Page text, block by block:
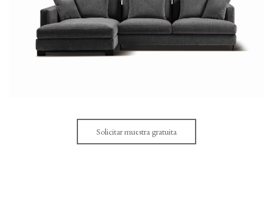
Solicitar muestra gratuita